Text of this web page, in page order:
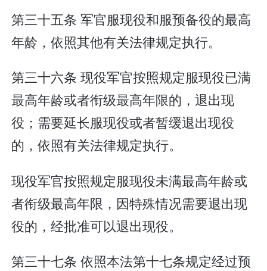
第三十五条 军官服现役和服预备役的最高
年龄，依照其他有关法律规定执行。
第三十六条 现役军官按照规定服现役已满
最高年龄或者衔级最高年限的，退出现
役；需要延长服现役或者暂缓退出现役
的，依照有关法律规定执行。
现役军官按照规定服现役未满最高年龄或
者衔级最高年限，因特殊情况需要退出现
役的，经批准可以退出现役。
第三十七条 依照本法第十七条规定经过预